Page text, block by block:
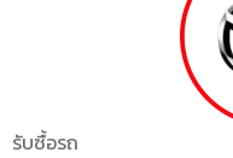
รับซื้อรถ